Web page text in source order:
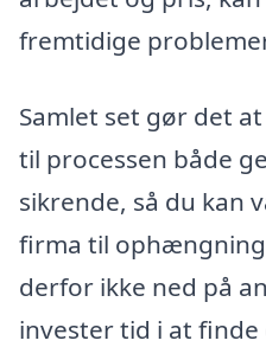
fremtidige
Samlet set gør det
til processen både
sikrende, så du kan
firma til ophængning
derfor ikke ned på
invester tid i at